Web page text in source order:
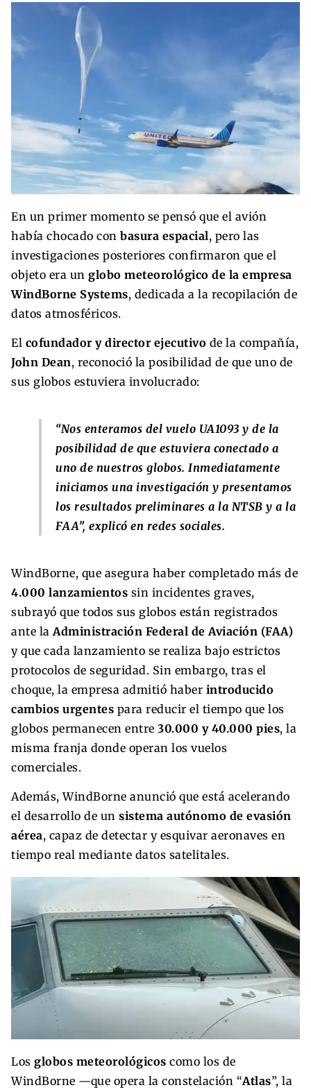
En un primer momento se pensó que el avión
había chocado con basura espacial, pero las
investigaciones posteriores confirmaron que el
objeto era un globo meteorológico de la empresa
WindBorne Systems, dedicada a la recopilación de
datos atmosféricos.
El cofundador y director ejecutivo de la compañía,
John Dean, reconoció la posibilidad de que uno de
sus globos estuviera involucrado:
“Nos enteramos del vuelo UA1093 y de la
posibilidad de que estuviera conectado a
uno de nuestros globos. Inmediatamente
iniciamos una investigación y presentamos
los resultados preliminares a la NTSB y a la
FAA”, explicó en redes sociales.
WindBorne, que asegura haber completado más de
4.000 lanzamientos sin incidentes graves,
subrayó que todos sus globos están registrados
ante la Administración Federal de Aviación (FAA)
y que cada lanzamiento se realiza bajo estrictos
protocolos de seguridad. Sin embargo, tras el
choque, la empresa admitió haber introducido
cambios urgentes para reducir el tiempo que los
globos permanecen entre 30.000 y 40.000 pies, la
misma franja donde operan los vuelos
comerciales.
Además, WindBorne anunció que está acelerando
el desarrollo de un sistema autónomo de evasión
aérea, capaz de detectar y esquivar aeronaves en
tiempo real mediante datos satelitales.
Los globos meteorológicos como los de
WindBorne —que opera la constelación “Atlas”, la